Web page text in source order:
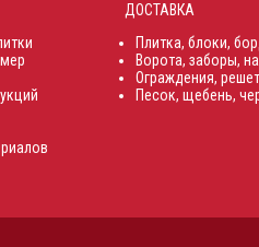
ДОСТАВКА
Плитка, блоки,
Ворота, заборы,
Ограждения,
Песок, щебень,